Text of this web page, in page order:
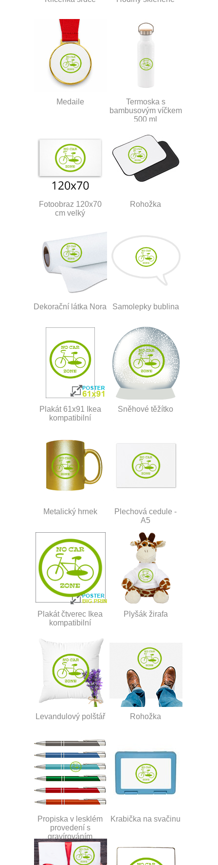
Medaile
Termoska s
bambusovým víčkem
500 ml
Fotoobraz 120x70
cm velký
Rohožka
Dekorační látka Nora Samolepky bublina
Plakát 61x91 Ikea
kompatibilní
Sněhové těžítko
Metalický hrnek
Plechová cedule -
A5
Plakát čtverec Ikea
kompatibilní
Plyšák žirafa
Levandulový polštář Rohožka
Propiska v lesklém
provedení s
gravírováním
Krabička na svačinu